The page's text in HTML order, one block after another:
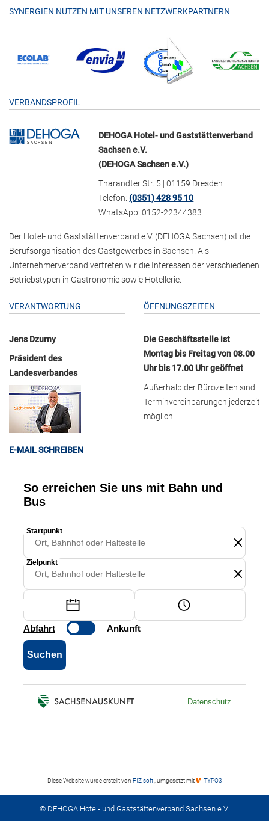
SYNERGIEN NUTZEN MIT UNSEREN NETZWERKPARTNERN
VERBANDSPROFIL
DEHOGA Hotel- und Gaststättenverband
Sachsen e.V.
(DEHOGA Sachsen e.V.)
Tharandter Str. 5 | 01159 Dresden
Telefon:(0351) 428 95 10
WhatsApp: 0152-22344383
Der Hotel- und Gaststättenverband e.V. (DEHOGA Sachsen) ist die
Berufsorganisation des Gastgewerbes in Sachsen. Als
Unternehmerverband vertreten wir die Interessen der verschiedenen
Betriebstypen in Gastronomie sowie Hotellerie.
VERANTWORTUNG
Jens Dzurny
Präsident des
Landesverbandes
E-MAIL SCHREIBEN
ÖFFNUNGSZEITEN
Die Geschäftsstelle ist
Montag bis Freitag von 08.00
Uhr bis 17.00 Uhr geöffnet
Außerhalb der Bürozeiten sind
Terminvereinbarungen jederzeit
möglich.
Diese Website wurde erstellt von FIZ soft , umgesetzt mit TYPO3
© DEHOGA Hotel- und Gaststättenverband Sachsen e.V.